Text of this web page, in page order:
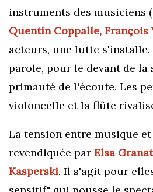
instruments des musiciens (
Quentin Coppalle, François
acteurs, une lutte
parole, pour le devant de la
primauté de l'écoute. Les
violoncelle et la flûte
La tension entre musique
revendiquée par Elsa Granat
Kasperski. Il s'agit pour